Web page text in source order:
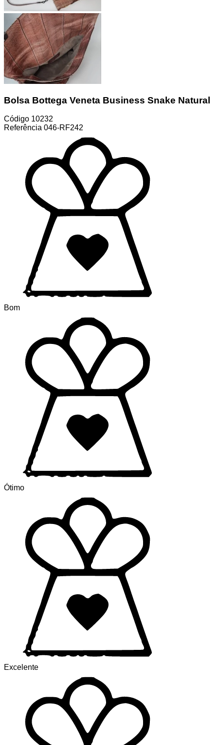
Bolsa Bottega Veneta Business Snake Natural
Código 10232
Referência 046-RF242
Bom
Ótimo
Excelente